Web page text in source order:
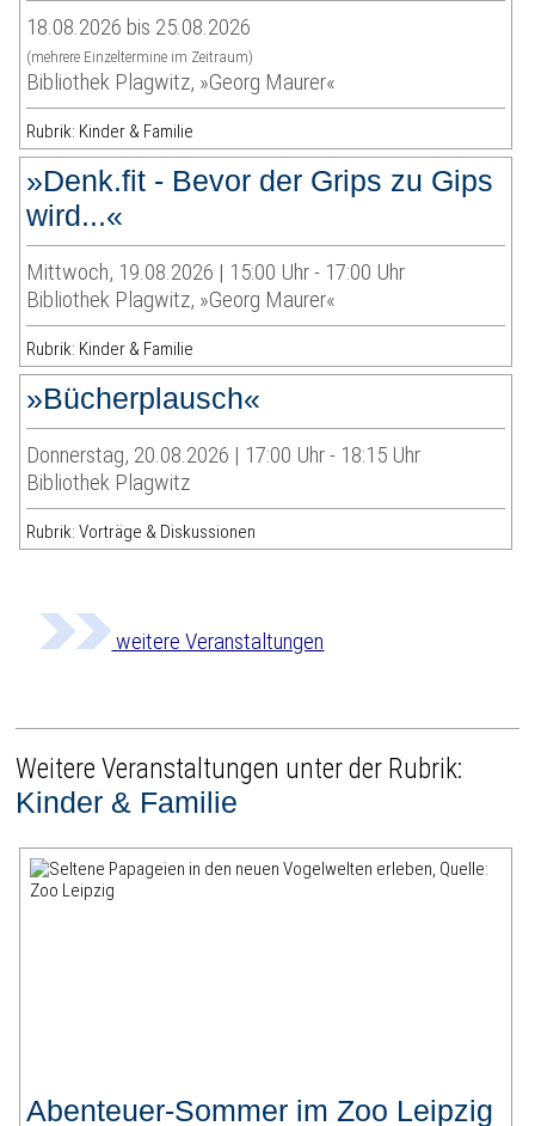
18.08.2026 bis 25.08.2026
(mehrere Einzeltermine im Zeitraum)
Bibliothek Plagwitz, »Georg Maurer«
Rubrik: Kinder & Familie
»Denk.fit - Bevor der Grips zu Gips
wird...«
Mittwoch, 19.08.2026 | 15:00 Uhr - 17:00 Uhr
Bibliothek Plagwitz, »Georg Maurer«
Rubrik: Kinder & Familie
»Bücherplausch«
Donnerstag, 20.08.2026 | 17:00 Uhr - 18:15 Uhr
Bibliothek Plagwitz
Rubrik: Vorträge & Diskussionen
weitere Veranstaltungen
Weitere Veranstaltungen unter der Rubrik:
Kinder & Familie
Abenteuer-Sommer im Zoo Leipzig